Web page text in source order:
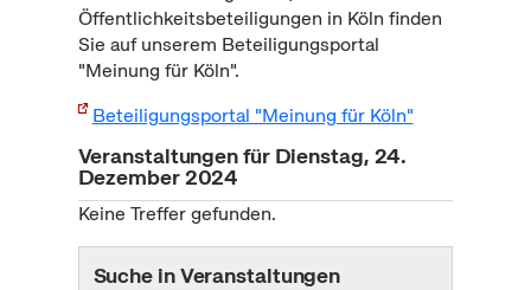
Öffentlichkeitsbeteiligungen in Köln finden
Sie auf unserem Beteiligungsportal
"Meinung für Köln".
Beteiligungsportal "Meinung für Köln"
Veranstaltungen für Dienstag, 24.
Dezember 2024
Keine Treffer gefunden.
Suche in Veranstaltungen